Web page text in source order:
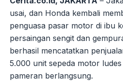
usai, dan Honda kembali
penguasa pasar motor di ibu
persaingan sengit dan
berhasil mencatatkan
5.000 unit sepeda motor
pameran berlangsung.